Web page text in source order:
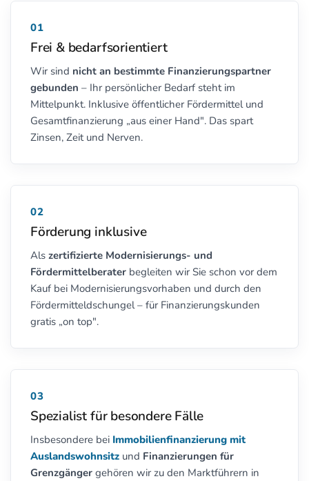
01
Frei & bedarfsorientiert
Wir sind nicht an bestimmte Finanzierungspartner
gebunden – Ihr persönlicher Bedarf steht im
Mittelpunkt. Inklusive öffentlicher Fördermittel und
Gesamtfinanzierung „aus einer Hand". Das spart
Zinsen, Zeit und Nerven.
02
Förderung inklusive
Als zertifizierte Modernisierungs- und
Fördermittelberater begleiten wir Sie schon vor dem
Kauf bei Modernisierungsvorhaben und durch den
Fördermitteldschungel – für Finanzierungskunden
gratis „on top".
03
Spezialist für besondere Fälle
Insbesondere bei Immobilienfinanzierung mit
Auslandswohnsitz und Finanzierungen für
Grenzgänger gehören wir zu den Marktführern in